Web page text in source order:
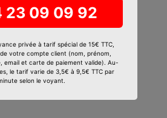
09 09 92
privée à tarif spécial de 15€ TTC,
votre compte client (nom, prénom,
email et carte de paiement valide). Au-
le tarif varie de 3,5€ à 9,5€ TTC par
selon le voyant.